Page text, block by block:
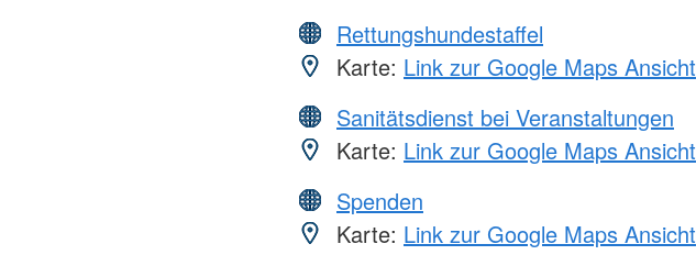
Rettungshundestaffel
Karte: Link zur Google Maps Ansicht
Sanitätsdienst bei Veranstaltungen
Karte: Link zur Google Maps Ansicht
Spenden
Karte: Link zur Google Maps Ansicht